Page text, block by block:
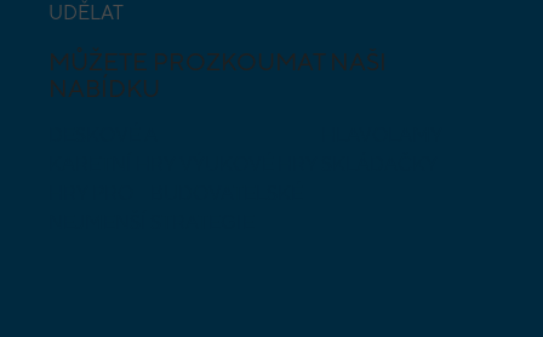
UDĚLAT
MŮŽETE PROZKOUMAT NAŠI
NABÍDKU